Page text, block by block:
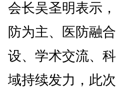
会长吴圣明表示
防为主、医防融
设、学术交流、
域持续发力，此